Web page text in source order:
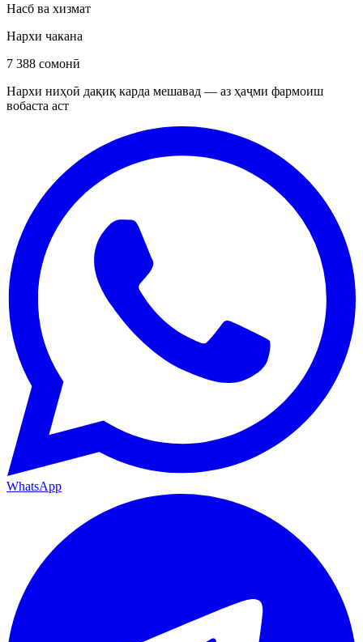
Насб ва хизмат
Нархи чакана
7 388 сомонӣ
Нархи ниҳоӣ дақиқ карда мешавад — аз ҳаҷми фармоиш
вобаста аст
WhatsApp